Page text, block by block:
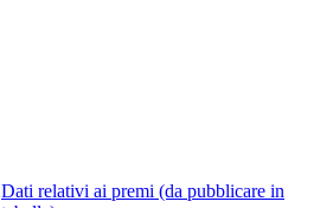
Dati relativi ai premi (da pubblicare in